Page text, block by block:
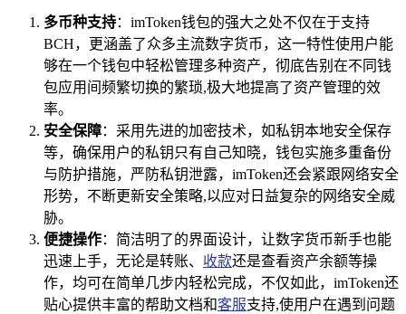
多币种支持：imToken钱包的强大之处不仅在于支持
BCH，更涵盖了众多主流数字货币，这一特性使用户能
够在一个钱包中轻松管理多种资产，彻底告别在不同钱
包应用间频繁切换的繁琐,极大地提高了资产管理的效
率。
安全保障：采用先进的加密技术，如私钥本地安全保存
等，确保用户的私钥只有自己知晓，钱包实施多重备份
与防护措施，严防私钥泄露，imToken还会紧跟网络安全
形势，不断更新安全策略,以应对日益复杂的网络安全威
胁。
便捷操作：简洁明了的界面设计，让数字货币新手也能
迅速上手，无论是转账、 收款还是查看资产余额等操
作，均可在简单几步内轻松完成，不仅如此，imToken还
贴心提供丰富的帮助文档和客服支持,使用户在遇到问题